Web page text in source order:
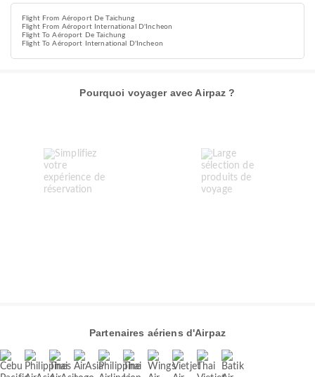
Flight From Aéroport De Taichung
Flight From Aéroport International D'Incheon
Flight To Aéroport De Taichung
Flight To Aéroport International D'Incheon
Pourquoi voyager avec Airpaz ?
Partenaires aériens d'Airpaz